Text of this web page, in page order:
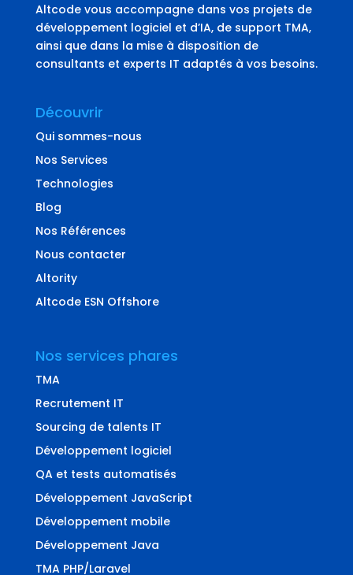
Altcode vous accompagne dans vos projets de
développement logiciel et d’IA, de support TMA,
ainsi que dans la mise à disposition de
consultants et experts IT adaptés à vos besoins.
Découvrir
Qui sommes-nous
Nos Services
Technologies
Blog
Nos Références
Nous contacter
Altority
Altcode ESN Offshore
Nos services phares
TMA
Recrutement IT
Sourcing de talents IT
Développement logiciel
QA et tests automatisés
Développement JavaScript
Développement mobile
Développement Java
TMA PHP/Laravel